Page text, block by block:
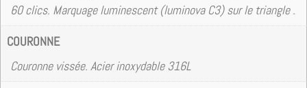
60 clics. Marquage luminescent (luminova C3) sur le triangle .
COURONNE
Couronne vissée. Acier inoxydable 316L